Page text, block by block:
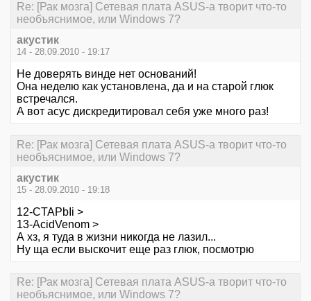
Re: [Рак мозга] Сетевая плата ASUS-а творит что-то
необъяснимое, или Windows 7?
акустик
14 - 28.09.2010 - 19:17
Не доверять винде нет оснований!
Она неделю как установлена, да и на старой глюк
встречался.
А вот асус дискредитировал себя уже много раз!
Re: [Рак мозга] Сетевая плата ASUS-а творит что-то
необъяснимое, или Windows 7?
акустик
15 - 28.09.2010 - 19:18
12-CTAPbIi >
13-AcidVenom >
А хз, я туда в жизни никогда не лазил...
Ну ща если выскочит еще раз глюк, посмотрю
Re: [Рак мозга] Сетевая плата ASUS-а творит что-то
необъяснимое, или Windows 7?